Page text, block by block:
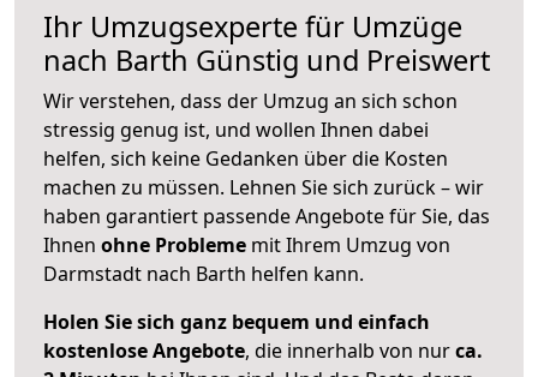
Ihr Umzugsexperte für Umzüge
nach Barth Günstig und Preiswert
Wir verstehen, dass der Umzug an sich schon
stressig genug ist, und wollen Ihnen dabei
helfen, sich keine Gedanken über die Kosten
machen zu müssen. Lehnen Sie sich zurück – wir
haben garantiert passende Angebote für Sie, das
Ihnen ohne Probleme mit Ihrem Umzug von
Darmstadt nach Barth helfen kann.
Holen Sie sich ganz bequem und einfach
kostenlose Angebote, die innerhalb von nurca.